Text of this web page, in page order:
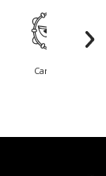
Carnaval